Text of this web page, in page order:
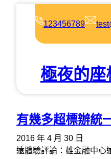
123456789
極夜的座
有幾多超標辦統
2016 年 4 月 30 日
遠體驗評論：雄金融中心